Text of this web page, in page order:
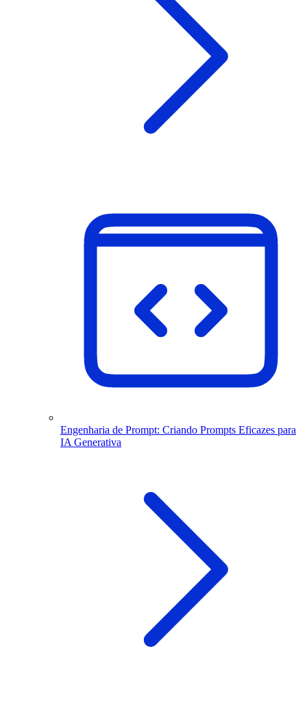
Engenharia de Prompt: Criando Prompts Eficazes para
IA Generativa